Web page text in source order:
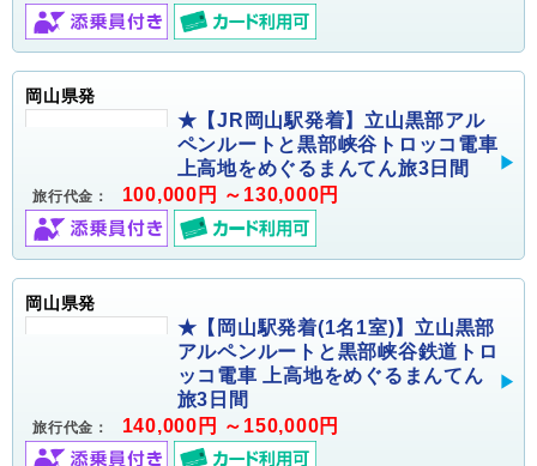
岡山県発
★【JR岡山駅発着】立山黒部アル
ペンルートと黒部峡谷トロッコ電車
上高地をめぐるまんてん旅3日間
旅行代金： 100,000円 ～130,000円
岡山県発
★【岡山駅発着(1名1室)】立山黒部
アルペンルートと黒部峡谷鉄道トロ
ッコ電車 上高地をめぐるまんてん
旅3日間
旅行代金： 140,000円 ～150,000円